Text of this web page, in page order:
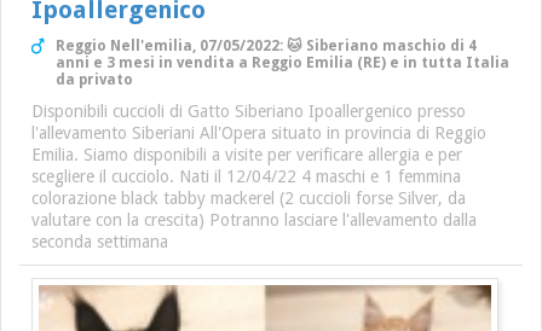
Ipoallergenico
Reggio Nell'emilia, 07/05/2022: 🐱 Siberiano maschio di 4
anni e 3 mesi in vendita a Reggio Emilia (RE) e in tutta Italia
da privato
Disponibili cuccioli di Gatto Siberiano Ipoallergenico presso
l'allevamento Siberiani All'Opera situato in provincia di Reggio
Emilia. Siamo disponibili a visite per verificare allergia e per
scegliere il cucciolo. Nati il 12/04/22 4 maschi e 1 femmina
colorazione black tabby mackerel (2 cuccioli forse Silver, da
valutare con la crescita) Potranno lasciare l'allevamento dalla
seconda settimana